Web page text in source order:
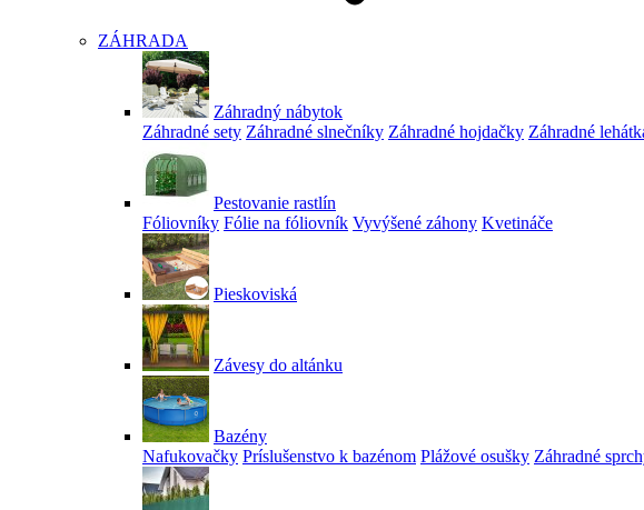
ZÁHRADA
Záhradný nábytok
Záhradné sety Záhradné slnečníky Záhradné hojdačky Záhradné
Pestovanie rastlín
Fóliovníky Fólie na fóliovník Vyvýšené záhony Kvetináče
Pieskoviská
Závesy do altánku
Bazény
Nafukovačky Príslušenstvo k bazénom Plážové osušky Záhradné